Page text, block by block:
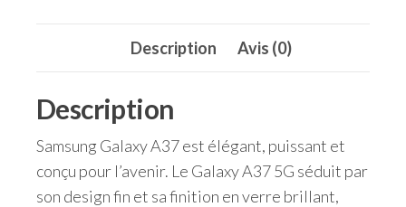
Description Avis (0)
Description
Samsung Galaxy A37 est élégant, puissant et
conçu pour l’avenir. Le Galaxy A37 5G séduit par
son design fin et sa finition en verre brillant,